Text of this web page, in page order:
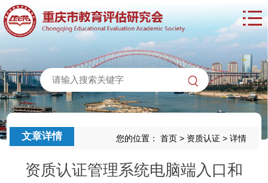
文章详情 您的位置：首页 > 资质认证 >详情
资质认证管理系统电脑端入口和